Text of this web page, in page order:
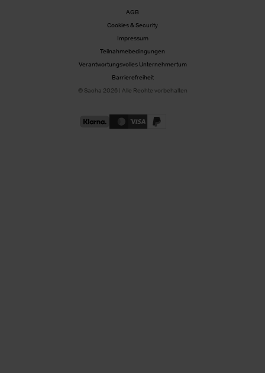
AGB
Cookies & Security
Impressum
Teilnahmebedingungen
Verantwortungsvolles Unternehmertum
Barrierefreiheit
© Sacha 2026 | Alle Rechte vorbehalten